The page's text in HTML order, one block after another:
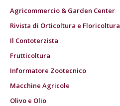
Agricommercio & Garden Center
Rivista di Orticoltura e Floricoltura
Il Contoterzista
Frutticoltura
Informatore Zootecnico
Macchine Agricole
Olivo e Olio